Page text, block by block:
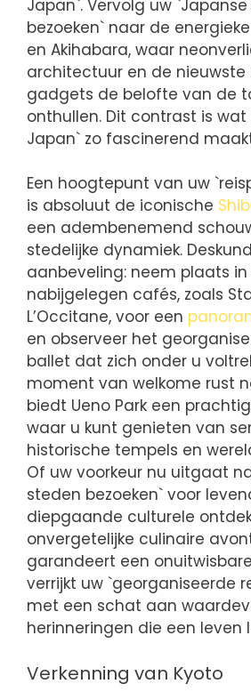
Japan`. Vervolg uw
bezoeken` naar de
en Akihabara, waar
architectuur en de
gadgets de belofte van de
onthullen. Dit contrast is
Japan` zo fascinerend
Een hoogtepunt van uw
is absoluut de iconische
een adembenemend
stedelijke dynamiek.
aanbeveling: neem plaats
nabijgelegen cafés, zoals
L’Occitane, voor een
en observeer het
ballet dat zich onder u
moment van welkome rust
biedt Ueno Park een
waar u kunt genieten van
historische tempels en
Of uw voorkeur nu uitgaat
steden bezoeken` voor
diepgaande culturele
onvergetelijke culinaire
garandeert een
verrijkt uw `georganiseerde
met een schat aan
herinneringen die een
Verkenning van Kyoto